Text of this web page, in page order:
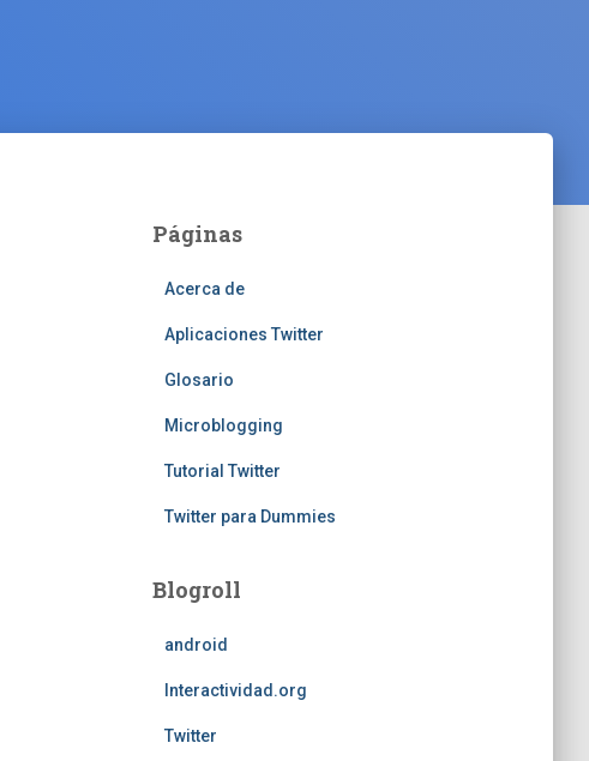
Páginas
Acerca de
Aplicaciones Twitter
Glosario
Microblogging
Tutorial Twitter
Twitter para Dummies
Blogroll
android
Interactividad.org
Twitter